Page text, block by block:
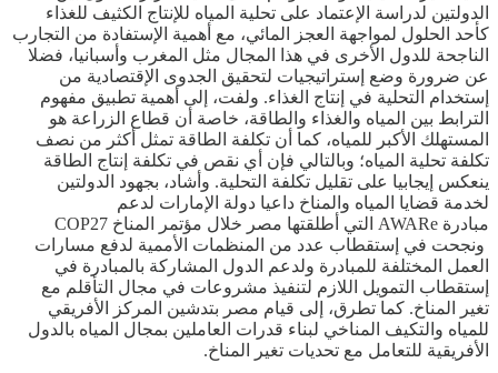
الدولتين لدراسة الإعتماد على تحلية المياه للإنتاج الكثيف للغذاء
كأحد الحلول لمواجهة العجز المائي، مع أهمية الإستفادة من التجارب
الناجحة للدول الأخرى في هذا المجال مثل المغرب وأسبانيا، فضلا
عن ضرورة وضع إستراتيجيات لتحقيق الجدوى الإقتصادية من
إستخدام التحلية في إنتاج الغذاء. ولفت، إلى أهمية تطبيق مفهوم
الترابط بين المياه والغذاء والطاقة، خاصة أن قطاع الزراعة هو
المستهلك الأكبر للمياه، كما أن تكلفة الطاقة تمثل أكثر من نصف
تكلفة تحلية المياه؛ وبالتالي فإن أي نقص في تكلفة إنتاج الطاقة
ينعكس إيجابيا على تقليل تكلفة التحلية. وأشاد، بجهود الدولتين
لخدمة قضايا المياه والمناخ داعيا دولة الإمارات لدعم
مبادرة AWARe التي أطلقتها مصر خلال مؤتمر المناخ COP27
ونجحت في إستقطاب عدد من المنظمات الأممية لدفع مسارات
العمل المختلفة للمبادرة ولدعم الدول المشاركة بالمبادرة في
إستقطاب التمويل اللازم لتنفيذ مشروعات في مجال التأقلم مع
تغير المناخ. كما تطرق، إلى قيام مصر بتدشين المركز الأفريقي
للمياه والتكيف المناخي لبناء قدرات العاملين بمجال المياه بالدول
الأفريقية للتعامل مع تحديات تغير المناخ.